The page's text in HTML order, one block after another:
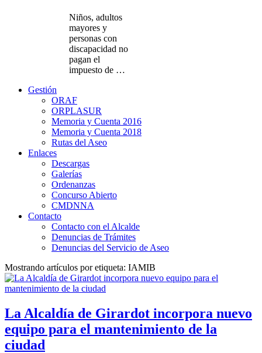
Niños, adultos
mayores y
personas con
discapacidad no
pagan el
impuesto de …
Gestión
ORAF
ORPLASUR
Memoria y Cuenta 2016
Memoria y Cuenta 2018
Rutas del Aseo
Enlaces
Descargas
Galerías
Ordenanzas
Concurso Abierto
CMDNNA
Contacto
Contacto con el Alcalde
Denuncias de Trámites
Denuncias del Servicio de Aseo
Mostrando artículos por etiqueta: IAMIB
La Alcaldía de Girardot incorpora nuevo
equipo para el mantenimiento de la
ciudad